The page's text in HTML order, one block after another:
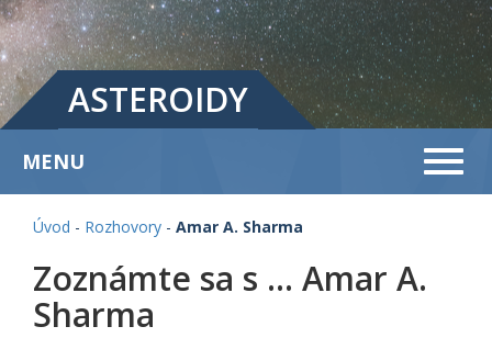
ASTEROIDY
MENU Menu
Úvod - Rozhovory - Amar A. Sharma
Zoznámte sa s ... Amar A.
Sharma